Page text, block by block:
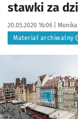
stawki za
Data publikacji:
20.05.2020 16:06 | Autor:
Materiał archiwalny